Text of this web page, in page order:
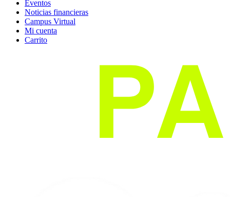
Eventos
Noticias financieras
Campus Virtual
Mi cuenta
Carrito